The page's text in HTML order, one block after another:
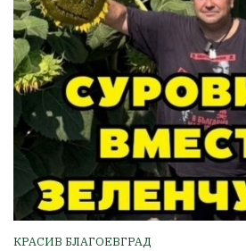
КРАСИВ БЛАГОЕВГРАД